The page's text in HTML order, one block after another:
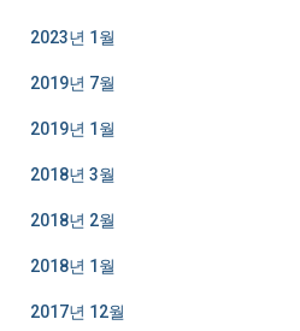
2023년 1월
2019년 7월
2019년 1월
2018년 3월
2018년 2월
2018년 1월
2017년 12월